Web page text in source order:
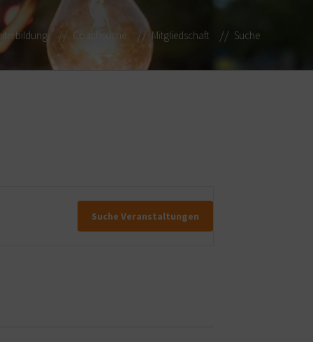
Coachsuche Mitgliedschaft Suche
Suche Veranstaltungen